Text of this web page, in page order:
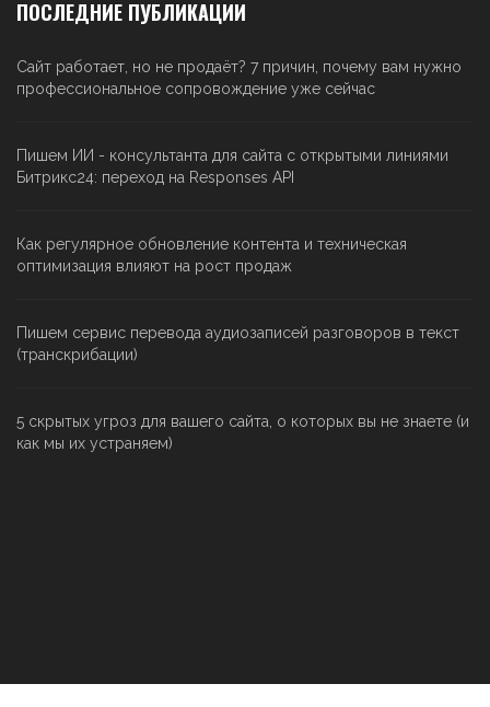
ПОСЛЕДНИЕ ПУБЛИКАЦИИ
Сайт работает, но не продаёт? 7 причин, почему вам нужно
профессиональное сопровождение уже сейчас
Пишем ИИ - консультанта для сайта с открытыми линиями
Битрикс24: переход на Responses API
Как регулярное обновление контента и техническая
оптимизация влияют на рост продаж
Пишем сервис перевода аудиозаписей разговоров в текст
(транскрибации)
5 скрытых угроз для вашего сайта, о которых вы не знаете (и
как мы их устраняем)